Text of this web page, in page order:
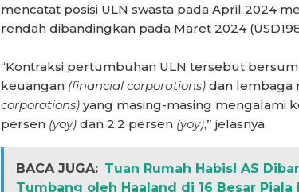
mencatat posisi ULN swasta pada April 2024
rendah dibandingkan pada Maret 2024
“Kontraksi pertumbuhan ULN tersebut
keuangan(financial corporations) dan lembaga
corporations) yang masing-masing mengalami
persen (yoy) dan 2,2 persen (yoy),” jelasnya.
BACA JUGA: Tuan Rumah Habis! AS
Tumbang oleh Haaland di 16 Besar Piala